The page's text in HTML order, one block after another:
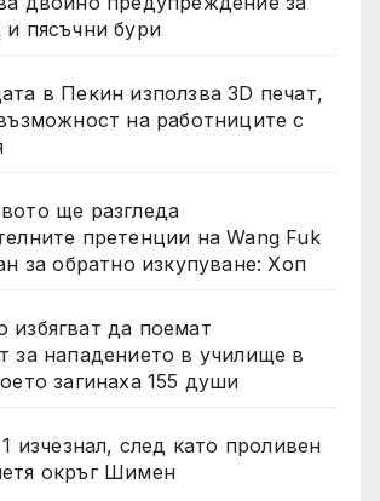
пясъчни бури
в Пекин използва 3D печат,
на работниците с
ще разгледа
претенции на Wang Fuk
за обратно изкупуване: Хоп
да поемат
за нападението в училище в
загинаха 155 души
изчезнал, след като проливен
окръг Шимен